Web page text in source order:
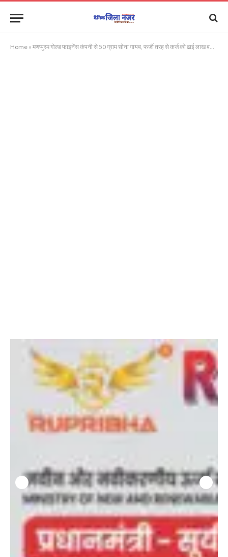
Home » मणप्पुरम गोल्ड फाइनेंस कंपनी से 50 ग्राम सोना गायब, फर्जी तरह से कर्ज को ढाई लाख बढ़ाने का भी आरोप, मुकदमा दर्ज